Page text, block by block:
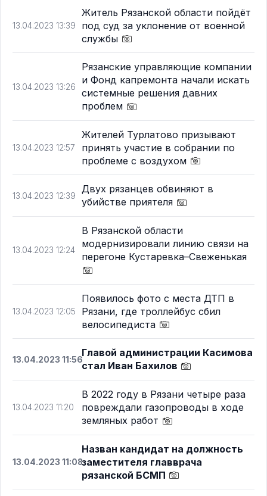
13.04.2023 13:39
Житель Рязанской области пойдёт
под суд за уклонение от военной
службы
13.04.2023 13:26
Рязанские управляющие компании
и Фонд капремонта начали искать
системные решения давних
проблем
13.04.2023 12:57
Жителей Турлатово призывают
принять участие в собрании по
проблеме с воздухом
13.04.2023 12:39
Двух рязанцев обвиняют в
убийстве приятеля
13.04.2023 12:24
В Рязанской области
модернизировали линию связи на
перегоне Кустаревка–Свеженькая
13.04.2023 12:05
Появилось фото с места ДТП в
Рязани, где троллейбус сбил
велосипедиста
13.04.2023 11:56
Главой администрации Касимова
стал Иван Бахилов
13.04.2023 11:20
В 2022 году в Рязани четыре раза
повреждали газопроводы в ходе
земляных работ
13.04.2023 11:08
Назван кандидат на должность
заместителя главврача
рязанской БСМП